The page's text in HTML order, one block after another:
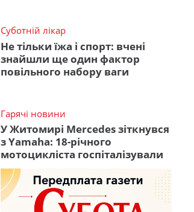
Суботній лікар
Не тільки їжа і спорт: вчені
знайшли ще один фактор
повільного набору ваги
Гарячі новини
У Житомирі Mercedes зіткнувся
з Yamaha: 18-річного
мотоцикліста госпіталізували